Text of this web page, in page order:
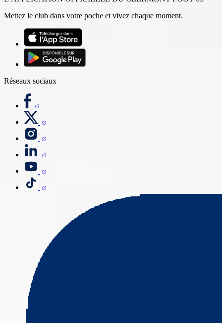
Mettez le club dans votre poche et vivez chaque moment.
Réseaux sociaux